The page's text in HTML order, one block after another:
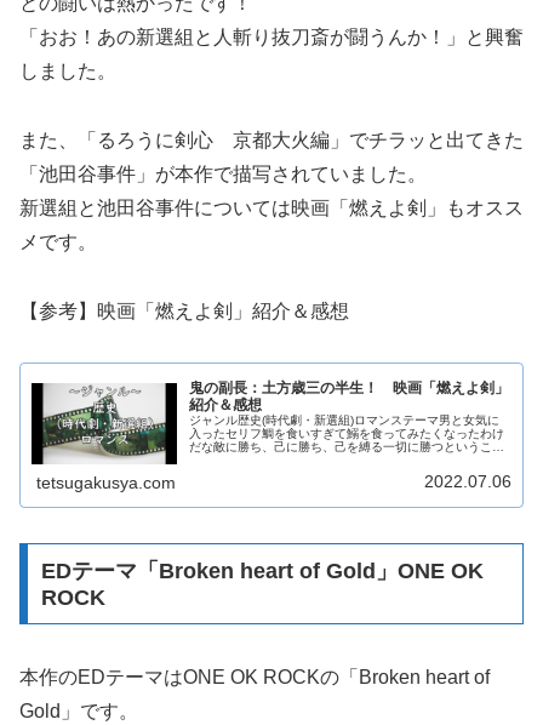
「おお！あの新選組と人斬り抜刀斎が闘うんか！」と興奮
しました。
また、「るろうに剣心 京都大火編」でチラッと出てきた
「池田谷事件」が本作で描写されていました。
新選組と池田谷事件については映画「燃えよ剣」もオスス
メです。
【参考】映画「燃えよ剣」紹介＆感想
鬼の副長：土方歳三の半生！ 映画「燃えよ剣」
紹介＆感想
ジャンル歴史(時代劇・新選組)ロマンステーマ男と女気に
入ったセリフ鯛を食いすぎて鰯を食ってみたくなったわけ
だな敵に勝ち、己に勝ち、己を縛る一切に勝つということ
tetsugakusya.com 2022.07.06
EDテーマ「Broken heart of Gold」ONE OK
ROCK
本作のEDテーマはONE OK ROCKの「Broken heart of
Gold」です。